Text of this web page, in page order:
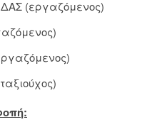
(εργαζόμενος)
(εργαζόμενος)
(εργαζόμενος)
(συνταξιούχος)